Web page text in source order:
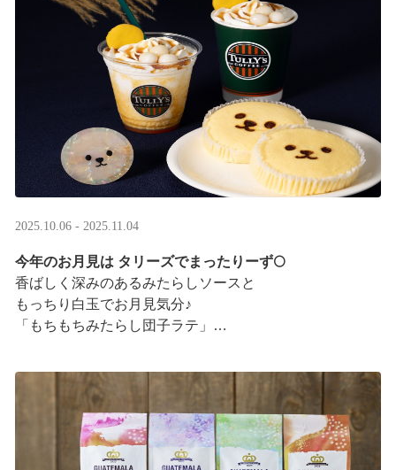
贈ると、自分も500円分のデジタルギフトがもらえるキャ
ンペーンがス ···
2025.10.06 - 2025.11.04
今年のお月見は タリーズでまったりーず🌕
香ばしく深みのあるみたらしソースと
もっちり白玉でお月見気分♪
「もちもちみたらし団子ラテ」
お月様をモチーフにした
まんまるベアフルも皆様のご来店をお待ちしていま ···